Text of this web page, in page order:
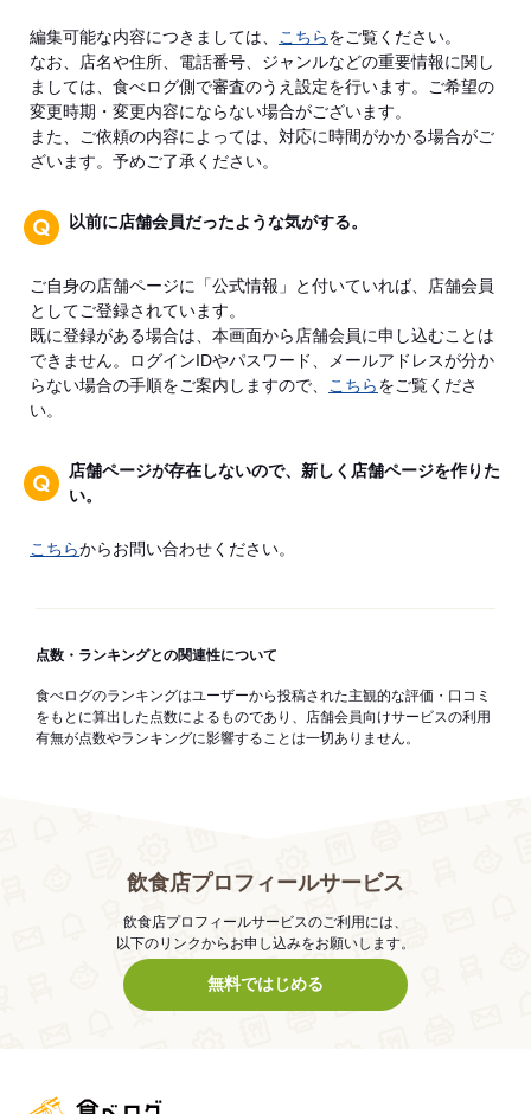
編集可能な内容につきましては、 こちらをご覧ください。
なお、店名や住所、電話番号、ジャンルなどの重要情報に関し
ましては、食べログ側で審査のうえ設定を行います。ご希望の
変更時期・変更内容にならない場合がございます。
また、ご依頼の内容によっては、対応に時間がかかる場合がご
ざいます。予めご了承ください。
以前に店舗会員だったような気がする。
ご自身の店舗ページに「公式情報」と付いていれば、店舗会員
としてご登録されています。
既に登録がある場合は、本画面から店舗会員に申し込むことは
できません。ログインIDやパスワード、メールアドレスが分か
らない場合の手順をご案内しますので、
こちらをご覧くださ
い。
店舗ページが存在しないので、新しく店舗ページを作りた
い。
こちらからお問い合わせください。
点数・ランキングとの関連性について
食べログのランキングはユーザーから投稿された主観的な評価・口コミ
をもとに算出した点数によるものであり、店舗会員向けサービスの利用
有無が点数やランキングに影響することは一切ありません。
飲食店プロフィールサービス
飲食店プロフィールサービスのご利用には、
以下のリンクからお申し込みをお願いします。
無料ではじめる